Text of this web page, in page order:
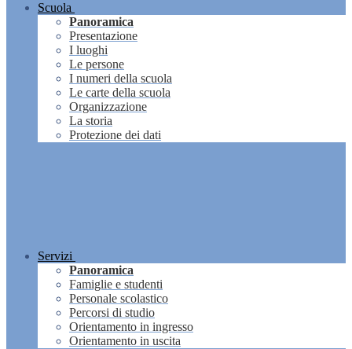
Scuola
Panoramica
Presentazione
I luoghi
Le persone
I numeri della scuola
Le carte della scuola
Organizzazione
La storia
Protezione dei dati
Servizi
Panoramica
Famiglie e studenti
Personale scolastico
Percorsi di studio
Orientamento in ingresso
Orientamento in uscita